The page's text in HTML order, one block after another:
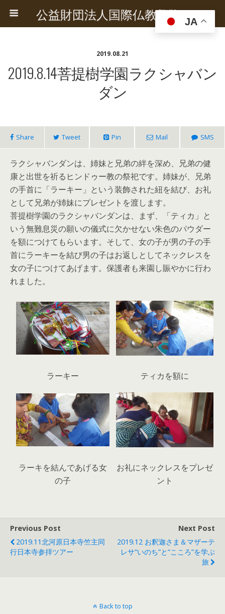
公益財団法人国際仏教興隆協会
2019.08.21
2019.8.14菩提樹学園ラクシャバン
ダン
Share Tweet Pin Mail SMS
ラクシャバンダンは、姉妹と兄弟の絆を深め、兄弟の健
康と出世を祈るヒンドゥー教の祭祀です。姉妹が、兄弟
の手首に「ラーキー」という装飾された紐を結び、お礼
として兄弟が姉妹にプレゼントを渡します。
菩提樹学園のラクシャバンダンは、まず、「ティカ」と
いう無難息災の願いの儀式に欠かせない朱色のパウダー
を額につけてもらいます。そして、女の子が男の子の手
首にラーキーを結び男の子はお返しとしてネックレスを
女の子につけてあげます。保護者も来園し賑やかに行わ
れました。
ラーキー ティカを額に
ラーキを結んであげる女
の子
お礼にネックレスをプレゼ
ント
Previous Post
2019.11北河原日本寺竺主同
行日本寺参拝ツアー
Next Post
2019.12 お釈迦さま＆マザーテ
レサ“いのち”と“こころ”を学ぶ
旅
Back to top
JA